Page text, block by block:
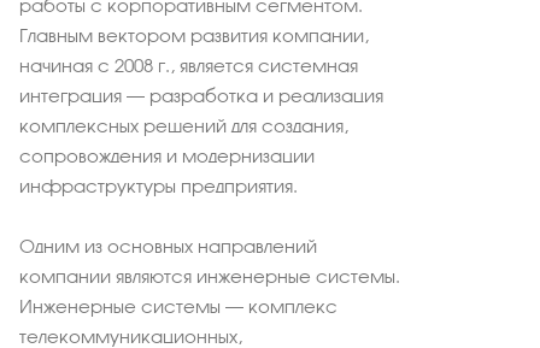
работы с корпоративным сегментом.
Главным вектором развития компании,
начиная с 2008 г., является системная
интеграция – разработка и реализация
комплексных решений для создания,
сопровождения и модернизации
инфраструктуры предприятия.
Одним из основных направлений
компании являются инженерные системы.
Инженерные системы – комплекс
телекоммуникационных,